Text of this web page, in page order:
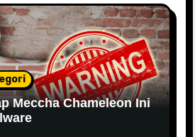
Meccha Chameleon Ini